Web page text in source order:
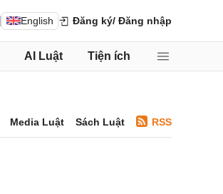
English Đăng ký/ Đăng nhập
AI Luật Tiện ích
Media Luật Sách Luật RSS